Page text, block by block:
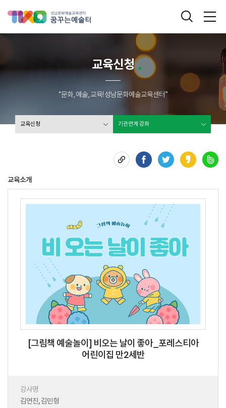
통합검색
교육신청
“문화, 예술, 교육! 성남문화예술교육센터”
교육신청 기관연계 강좌
교육소개
[그림책 예술놀이] 비오는 날이 좋아_포레스티아
어린이집 만2세반
강사명
김연진, 김민형